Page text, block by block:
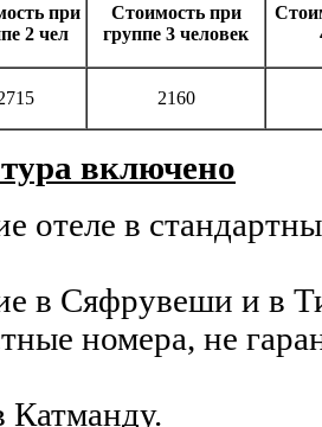
при
2 чел
Стоимость при
группе 3 человек
2160
включено
отеле в
в Сяфрувеши и в
номера, не
Катманду.